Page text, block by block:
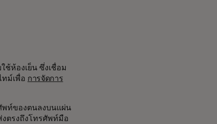
ช้ห้องเย็น ซึ่งเชื่อม
ม์เพื่อ การจัดการ
พท์ของตนลงบนแผ่น
งตรงถึงโทรศัพท์มือ